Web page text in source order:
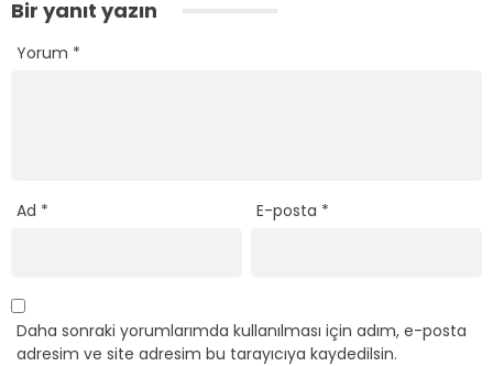
Bir yanıt yazın
Yorum *
Ad * E-posta *
Daha sonraki yorumlarımda kullanılması için adım, e-posta
adresim ve site adresim bu tarayıcıya kaydedilsin.